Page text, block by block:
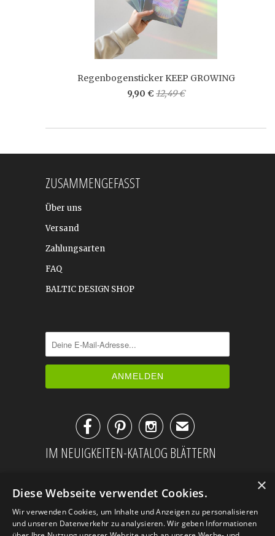
Regenbogensticker KEEP GROWING
9,90 € 12,49 €
ZUSAMMENGEFASST
Über uns
Versand
Zahlungsarten
FAQ
BALTIC DESIGN SHOP
✉
IM NEUIGKEITEN-KATALOG BLÄTTERN
×
Diese Webseite verwendet Cookies.
Wir verwenden Cookies, um Inhalte und Anzeigen zu personalisieren
und unseren Datenverkehr zu analysieren. Wir geben Informationen